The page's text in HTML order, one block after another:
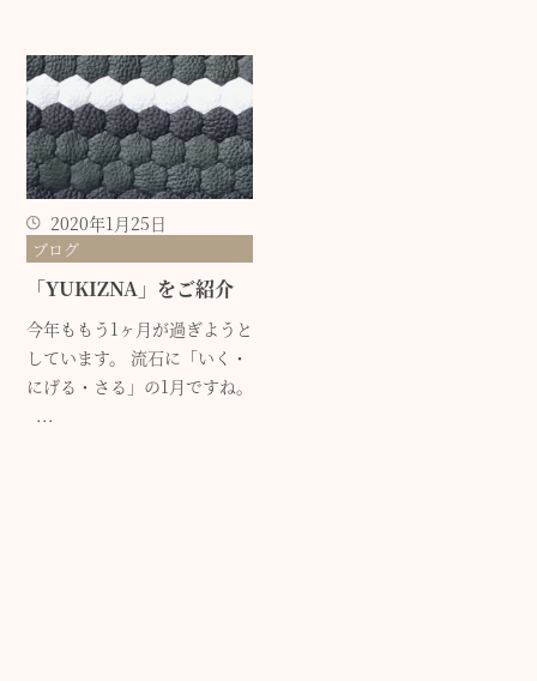
2020年1月25日
ブログ
「YUKIZNA」をご紹介
今年ももう1ヶ月が過ぎようと
しています。 流石に「いく・
にげる・さる」の1月ですね。
...